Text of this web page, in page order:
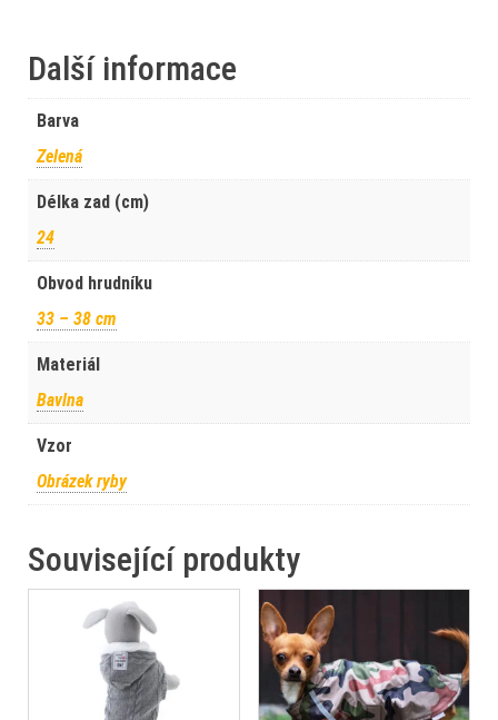
Další informace
Barva
Zelená
Délka zad (cm)
24
Obvod hrudníku
33 – 38 cm
Materiál
Bavlna
Vzor
Obrázek ryby
Související produkty